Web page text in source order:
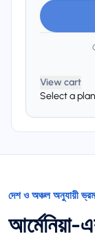
View cart
Select a
দেশ ও অঞ্চল অনুযায়ী